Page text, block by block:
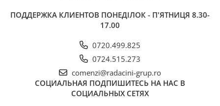
ПОДДЕРЖКА КЛИЕНТОВ ПОНЕДІЛОК - П'ЯТНИЦЯ 8.30-
17.00
0720.499.825
0724.515.273
comenzi@radacini-grup.ro
СОЦИАЛЬНАЯ ПОДПИШИТЕСЬ НА НАС В
СОЦИАЛЬНЫХ СЕТЯХ